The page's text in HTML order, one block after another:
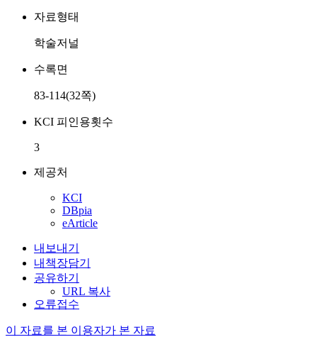
자료형태
학술저널
수록면
83-114(32쪽)
KCI 피인용횟수
3
제공처
KCI
DBpia
eArticle
내보내기
내책장담기
공유하기
URL 복사
오류접수
이 자료를 본 이용자가 본 자료